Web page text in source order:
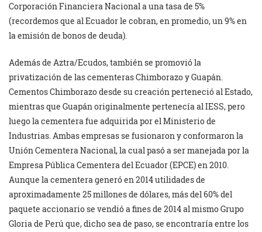
Corporación Financiera Nacional a una tasa de 5%
(recordemos que al Ecuador le cobran, en promedio, un 9% en
la emisión de bonos de deuda).
Además de Aztra/Ecudos, también se promovió la
privatización de las cementeras Chimborazo y Guapán.
Cementos Chimborazo desde su creación perteneció al Estado,
mientras que Guapán originalmente pertenecía al IESS, pero
luego la cementera fue adquirida por el Ministerio de
Industrias. Ambas empresas se fusionaron y conformaron la
Unión Cementera Nacional, la cual pasó a ser manejada por la
Empresa Pública Cementera del Ecuador (EPCE) en 2010.
Aunque la cementera generó en 2014 utilidades de
aproximadamente 25 millones de dólares, más del 60% del
paquete accionario se vendió a fines de 2014 al mismo Grupo
Gloria de Perú que, dicho sea de paso, se encontraría entre los